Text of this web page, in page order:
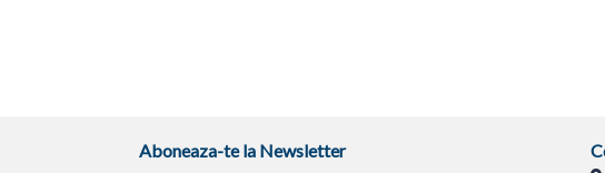
Aboneaza-te la Newsletter